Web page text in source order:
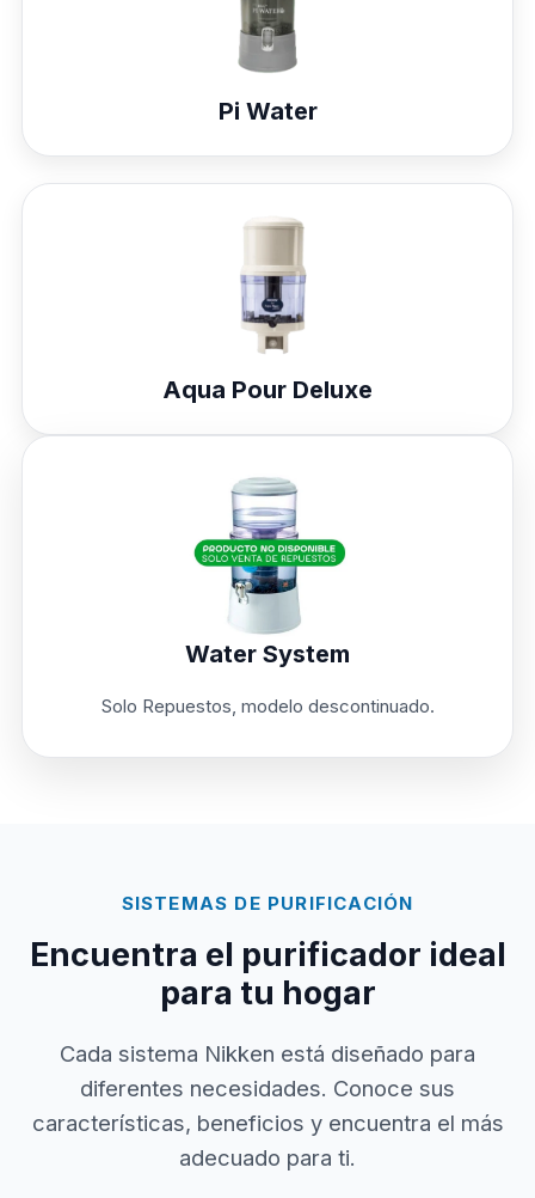
Pi Water
Aqua Pour Deluxe
Water System
Solo Repuestos, modelo descontinuado.
SISTEMAS DE PURIFICACIÓN
Encuentra el purificador ideal
para tu hogar
Cada sistema Nikken está diseñado para
diferentes necesidades. Conoce sus
características, beneficios y encuentra el más
adecuado para ti.